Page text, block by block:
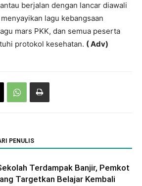
berjalan dengan lancar diawali
lagu kebangsaan
mars PKK, dan semua peserta
protokol kesehatan. ( Adv)
PENULIS
Terdampak Banjir, Pemkot
Targetkan Belajar Kembali